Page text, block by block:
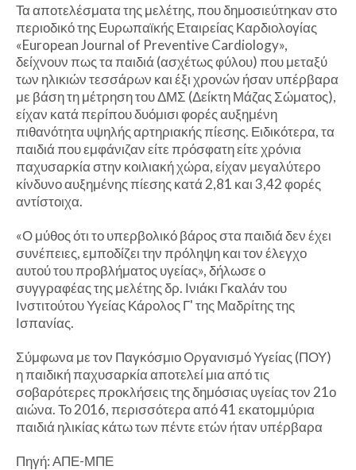
Τα αποτελέσματα της μελέτης, που δημοσιεύτηκαν στο
περιοδικό της Ευρωπαϊκής Εταιρείας Καρδιολογίας
«European Journal of Preventive Cardiology»,
δείχνουν πως τα παιδιά (ασχέτως φύλου) που μεταξύ
των ηλικιών τεσσάρων και έξι χρονών ήσαν υπέρβαρα
με βάση τη μέτρηση του ΔΜΣ (Δείκτη Μάζας Σώματος),
είχαν κατά περίπου δυόμισι φορές αυξημένη
πιθανότητα υψηλής αρτηριακής πίεσης. Ειδικότερα, τα
παιδιά που εμφάνιζαν είτε πρόσφατη είτε χρόνια
παχυσαρκία στην κοιλιακή χώρα, είχαν μεγαλύτερο
κίνδυνο αυξημένης πίεσης κατά 2,81 και 3,42 φορές
αντίστοιχα.
«Ο μύθος ότι το υπερβολικό βάρος στα παιδιά δεν έχει
συνέπειες, εμποδίζει την πρόληψη και τον έλεγχο
αυτού του προβλήματος υγείας», δήλωσε ο
συγγραφέας της μελέτης δρ. Ινιάκι Γκαλάν του
Ινστιτούτου Υγείας Κάρολος Γ' της Μαδρίτης της
Ισπανίας.
Σύμφωνα με τον Παγκόσμιο Οργανισμό Υγείας (ΠΟΥ)
η παιδική παχυσαρκία αποτελεί μια από τις
σοβαρότερες προκλήσεις της δημόσιας υγείας τον 21ο
αιώνα. Το 2016, περισσότερα από 41 εκατομμύρια
παιδιά ηλικίας κάτω των πέντε ετών ήταν υπέρβαρα
Πηγή: ΑΠΕ-ΜΠΕ